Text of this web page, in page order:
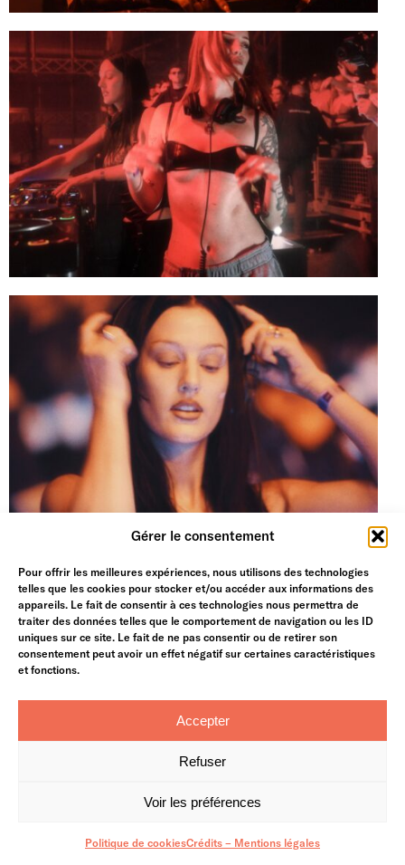
Gérer le consentement
Pour offrir les meilleures expériences, nous utilisons des technologies
telles que les cookies pour stocker et/ou accéder aux informations des
appareils. Le fait de consentir à ces technologies nous permettra de
traiter des données telles que le comportement de navigation ou les ID
uniques sur ce site. Le fait de ne pas consentir ou de retirer son
consentement peut avoir un effet négatif sur certaines caractéristiques
et fonctions.
Accepter
Refuser
Voir les préférences
Politique de cookiesCrédits – Mentions légales